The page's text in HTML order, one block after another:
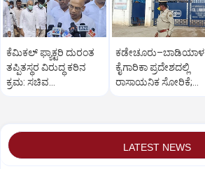
ಕೆಮಿಕಲ್ ಫ್ಯಾಕ್ಟರಿ ದುರಂತ
ತಪ್ಪಿತಸ್ಥರ ವಿರುದ್ಧ ಕಠಿನ
ಕ್ರಮ: ಸಚಿವ
ಕಡೇಚೂರು–ಬಾಡಿಯಾಳ
ಕೈಗಾರಿಕಾ ಪ್ರದೇಶದಲ್ಲಿ
ರಾಸಾಯನಿಕ ಸೋರಿಕೆ;
LATEST NEWS